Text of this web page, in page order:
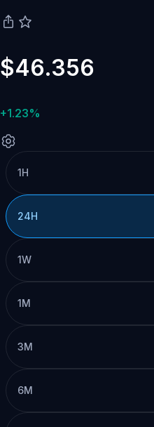
$46.356
+1.23%
1H
24H
1W
1M
3M
6M